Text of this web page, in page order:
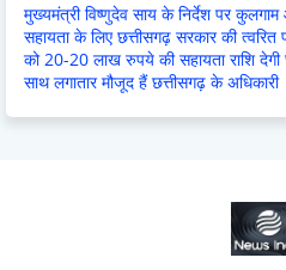
मुख्यमंत्री विष्णुदेव साय के निर्देश पर
सहायता के लिए छत्तीसगढ़ सरकार की त्वरित
को 20-20 लाख रुपये की सहायता राशि देगी
साथ लगातार मौजूद हैं छत्तीसगढ़ के अधिकारी